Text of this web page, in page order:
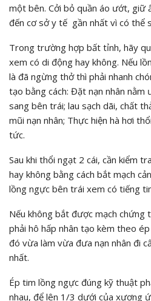
một bên. Cởi bỏ quần áo ướt, giữ
đến cơ sở y tế gần nhất vì có thể
Trong trường hợp bất tỉnh, hãy
xem có di động hay không. Nếu
là đã ngừng thở thì phải nhanh
tạo bằng cách: Đặt nạn nhân nằm
sang bên trái; lau sạch dãi, chất
mũi nạn nhân; Thực hiện hà hơi
tức.
Sau khi thổi ngạt 2 cái, cần kiểm
hay không bằng cách bắt mạch
lồng ngực bên trái xem có tiếng
Nếu không bắt được mạch chứng
phải hô hấp nhân tạo kèm theo
đó vừa làm vừa đưa nạn nhân đi
nhất.
Ép tim lồng ngực đúng kỹ thuật
nhau, để lên 1/3 dưới của xương